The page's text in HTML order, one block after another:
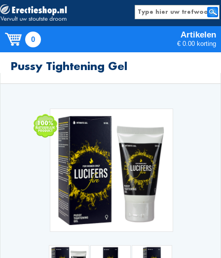
0 Artikelen
€ 0.00 korting
Producten
Pussy Tightening Gel